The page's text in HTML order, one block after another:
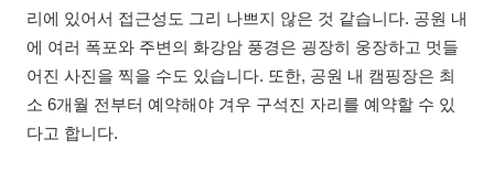
리에 있어서 접근성도 그리 나쁘지 않은 것 같습니다. 공원 내
에 여러 폭포와 주변의 화강암 풍경은 굉장히 웅장하고 멋들
어진 사진을 찍을 수도 있습니다. 또한, 공원 내 캠핑장은 최
소 6개월 전부터 예약해야 겨우 구석진 자리를 예약할 수 있
다고 합니다.